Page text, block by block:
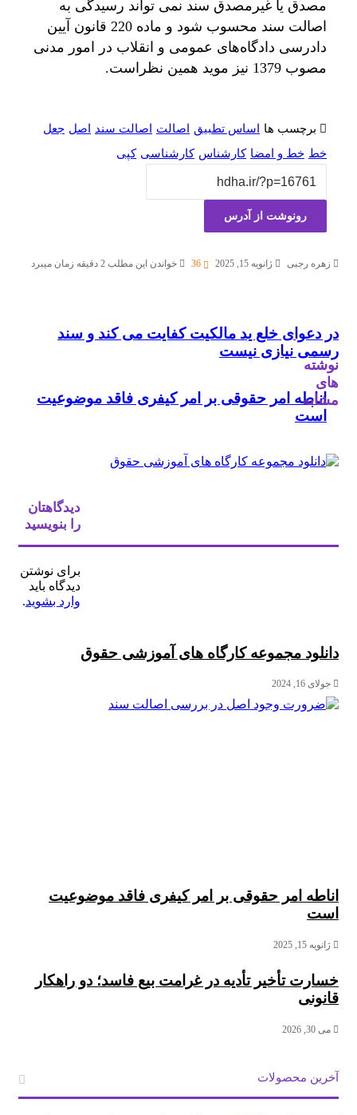
مصدق یا غیرمصدق سند نمی تواند رسیدگی به
اصالت سند محسوب شود و ماده 220 قانون آیین
دادرسی دادگاه‌های عمومی و انقلاب در امور مدنی
مصوب 1379 نیز موید همین نظراست.
برچسب ها اساس تطبیق اصالت اصالت سند اصل جعل
خط خط و امضا کارشناس کارشناسی کپی
رونوشت از آدرس
زهره رجبی ژانویه 15, 2025 36 خواندن این مطلب 2 دقیقه زمان میبرد
در دعوای خلع ید مالکیت کفایت می کند و سند
رسمی نیازی نیست
اناطه امر حقوقی بر امر کیفری فاقد موضوعیت
است
نوشته
های
مشابه
دانلود مجموعه کارگاه های آموزشی حقوق
جولای 16, 2024
اناطه امر حقوقی بر امر کیفری فاقد موضوعیت
است
ژانویه 15, 2025
خسارت تأخیر تأدیه در غرامت بیع فاسد؛ دو راهکار
قانونی
می 30, 2026
دیدگاهتان
را بنویسید
برای نوشتن
دیدگاه باید
وارد بشوید.
آخرین محصولات